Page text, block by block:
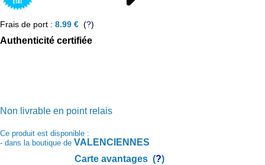
Frais de port : 8.99 € (?)
Authenticité certifiée
Non livrable en point relais
Ce produit est disponible :
- dans la boutique de VALENCIENNES
Carte avantages (?)